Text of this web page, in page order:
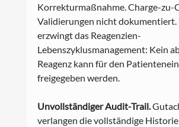
Korrekturmaßnahme. Charge-zu-
Validierungen nicht dokumentiert.
erzwingt das Reagenzien-
Lebenszyklusmanagement: Kein
Reagenz kann für den
freigegeben werden.
Unvollständiger Audit-Trail.
verlangen die vollständige